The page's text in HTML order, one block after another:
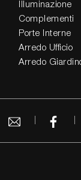
Illuminazione
Complementi
Porte Interne
Arredo Ufficio
Arredo